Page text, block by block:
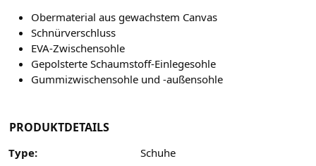
Obermaterial aus gewachstem Canvas
Schnürverschluss
EVA-Zwischensohle
Gepolsterte Schaumstoff-Einlegesohle
Gummizwischensohle und -außensohle
PRODUKTDETAILS
Type:
Schuhe